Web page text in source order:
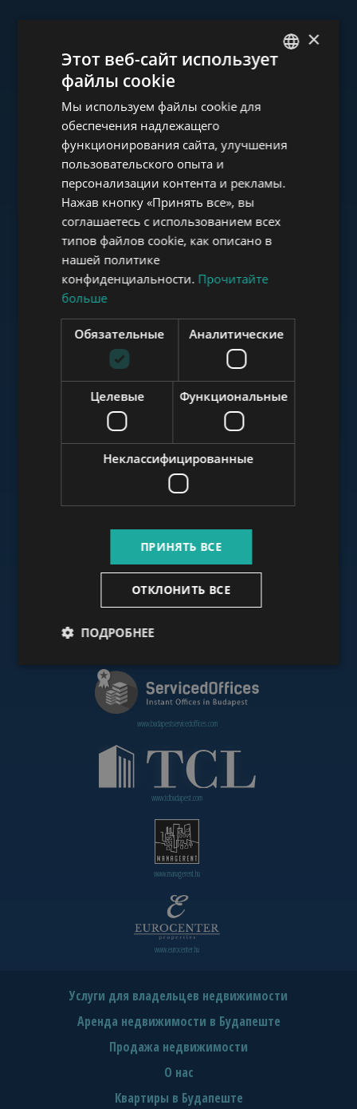
Ознакомьтесь с нашим
портфолио
www.tower-investments.com
www.budapestoffices.net
www.budapestpropertysellers.com
www.budapestservicedoffices.com
www.tclbudapest.com
www.managerent.hu
www.eurocenter.hu
Услуги для владельцев недвижимости
Аренда недвижимости в Будапеште
Продажа недвижимости
О нас
Квартиры в Будапеште
HUNGARIAN
ITALIAN
SPANISH
RUSSIAN
×
Этот веб-сайт использует
файлы cookie
Мы используем файлы cookie для
обеспечения надлежащего
функционирования сайта, улучшения
пользовательского опыта и
персонализации контента и рекламы.
Нажав кнопку «Принять все», вы
соглашаетесь с использованием всех
типов файлов cookie, как описано в
нашей политике
конфиденциальности. Прочитайте
больше
Обязательные Аналитические
Целевые Функциональные
Неклассифицированные
ПРИНЯТЬ ВСЕ
ОТКЛОНИТЬ ВСЕ
ПОДРОБНЕЕ